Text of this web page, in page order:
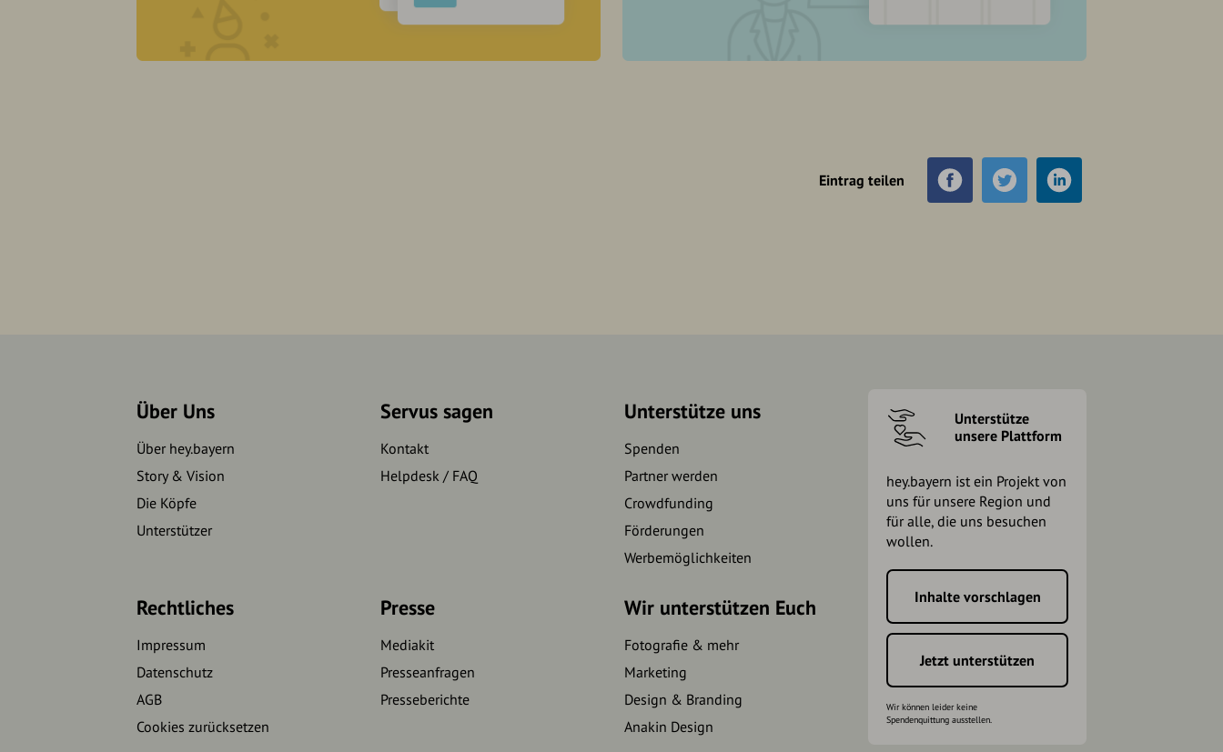
Eintrag teilen
Über Uns
Über hey.bayern
Story & Vision
Die Köpfe
Unterstützer
Servus sagen
Kontakt
Helpdesk / FAQ
Unterstütze uns
Spenden
Partner werden
Crowdfunding
Förderungen
Werbemöglichkeiten
Rechtliches
Impressum
Datenschutz
AGB
Cookies zurücksetzen
Presse
Mediakit
Presseanfragen
Presseberichte
Wir unterstützen Euch
Fotografie & mehr
Marketing
Design & Branding
Anakin Design
Unterstütze
unsere Plattform
hey.bayern ist ein Projekt von
uns für unsere Region und
für alle, die uns besuchen
wollen.
Inhalte vorschlagen
Jetzt unterstützen
Wir können leider keine
Spendenquittung ausstellen.